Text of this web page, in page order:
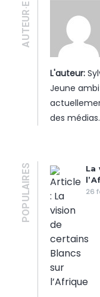
AUTEUR·E
L'auteur:
Jeune
des médias.
POPULAIRES
La
26